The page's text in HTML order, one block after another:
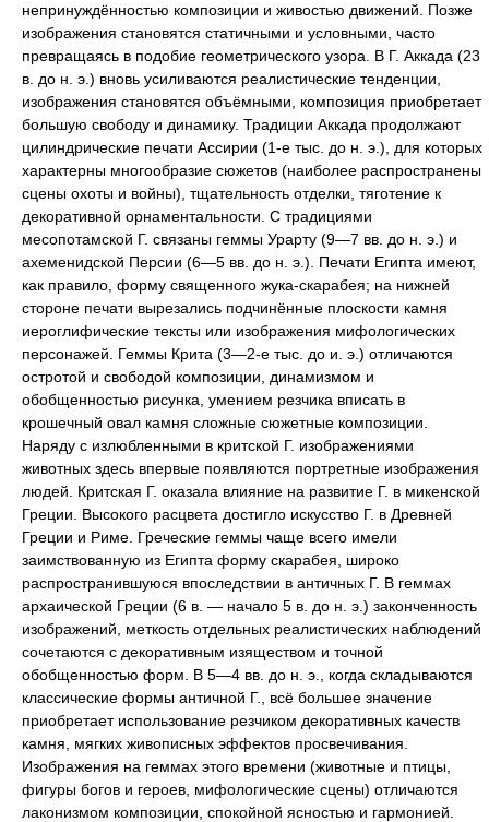
непринуждённостью композиции и живостью движений. Позже
изображения становятся статичными и условными, часто
превращаясь в подобие геометрического узора. В Г. Аккада (23
в. до н. э.) вновь усиливаются реалистические тенденции,
изображения становятся объёмными, композиция приобретает
большую свободу и динамику. Традиции Аккада продолжают
цилиндрические печати Ассирии (1-е тыс. до н. э.), для которых
характерны многообразие сюжетов (наиболее распространены
сцены охоты и войны), тщательность отделки, тяготение к
декоративной орнаментальности. С традициями
месопотамской Г. связаны геммы Урарту (9—7 вв. до н. э.) и
ахеменидской Персии (6—5 вв. до н. э.). Печати Египта имеют,
как правило, форму священного жука-скарабея; на нижней
стороне печати вырезались подчинённые плоскости камня
иероглифические тексты или изображения мифологических
персонажей. Геммы Крита (3—2-е тыс. до и. э.) отличаются
остротой и свободой композиции, динамизмом и
обобщенностью рисунка, умением резчика вписать в
крошечный овал камня сложные сюжетные композиции.
Наряду с излюбленными в критской Г. изображениями
животных здесь впервые появляются портретные изображения
людей. Критская Г. оказала влияние на развитие Г. в микенской
Греции. Высокого расцвета достигло искусство Г. в Древней
Греции и Риме. Греческие геммы чаще всего имели
заимствованную из Египта форму скарабея, широко
распространившуюся впоследствии в античных Г. В геммах
архаической Греции (6 в. — начало 5 в. до н. э.) законченность
изображений, меткость отдельных реалистических наблюдений
сочетаются с декоративным изяществом и точной
обобщенностью форм. В 5—4 вв. до н. э., когда складываются
классические формы античной Г., всё большее значение
приобретает использование резчиком декоративных качеств
камня, мягких живописных эффектов просвечивания.
Изображения на геммах этого времени (животные и птицы,
фигуры богов и героев, мифологические сцены) отличаются
лаконизмом композиции, спокойной ясностью и гармонией.